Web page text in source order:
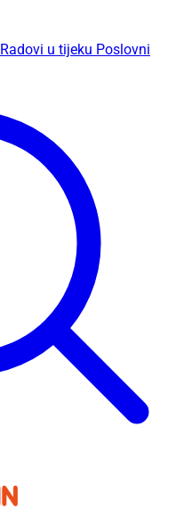
Radovi u tijeku Poslovni